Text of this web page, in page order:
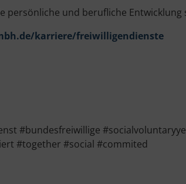
persönliche und berufliche Entwicklung
karriere/freiwilligendienste
#bundesfreiwillige
#together #social #commited